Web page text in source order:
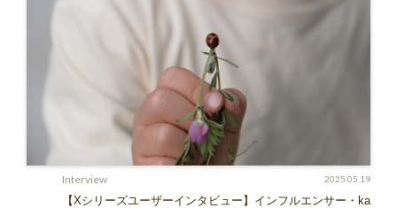
Interview 2025.05.19
【Xシリーズユーザーインタビュー】インフルエンサー・ka